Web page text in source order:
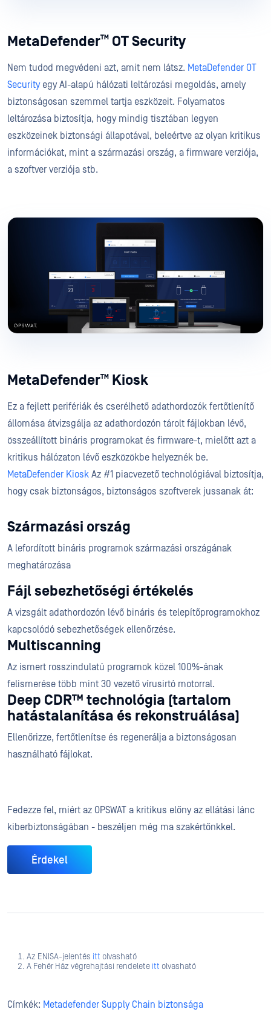
MetaDefender™ OT Security
Nem tudod megvédeni azt, amit nem látsz. MetaDefender OT
Securityegy AI-alapú hálózati leltározási megoldás, amely
biztonságosan szemmel tartja eszközeit. Folyamatos
leltározása biztosítja, hogy mindig tisztában legyen
eszközeinek biztonsági állapotával, beleértve az olyan kritikus
információkat, mint a származási ország, a firmware verziója,
a szoftver verziója stb.
MetaDefender™ Kiosk
Ez a fejlett perifériák és cserélhető adathordozók fertőtlenítő
állomása átvizsgálja az adathordozón tárolt fájlokban lévő,
összeállított bináris programokat és firmware-t, mielőtt azt a
kritikus hálózaton lévő eszközökbe helyeznék be.
MetaDefender Kiosk Az #1 piacvezető technológiával biztosítja,
hogy csak biztonságos, biztonságos szoftverek jussanak át:
Származási ország
A lefordított bináris programok származási országának
meghatározása
Fájl sebezhetőségi értékelés
A vizsgált adathordozón lévő bináris és telepítőprogramokhoz
kapcsolódó sebezhetőségek ellenőrzése.
Multiscanning
Az ismert rosszindulatú programok közel 100%-ának
felismerése több mint 30 vezető vírusirtó motorral.
Deep CDR™ technológia (tartalom
hatástalanítása és rekonstruálása)
Ellenőrizze, fertőtlenítse és regenerálja a biztonságosan
használható fájlokat.
Fedezze fel, miért az OPSWAT a kritikus előny az ellátási lánc
kiberbiztonságában - beszéljen még ma szakértőnkkel.
Érdekel
Az ENISA-jelentés itt olvasható
A Fehér Ház végrehajtási rendelete itt olvasható
Címkék: Metadefender Supply Chain biztonsága